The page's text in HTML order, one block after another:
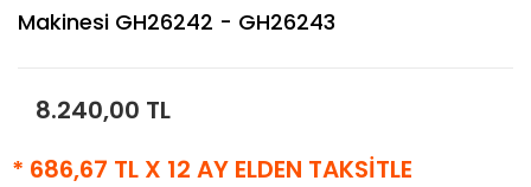
Makinesi GH26242 - GH26243
8.240,00 TL
* 686,67 TL X 12 AY ELDEN TAKSİTLE